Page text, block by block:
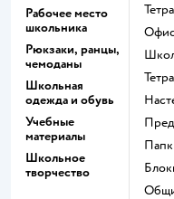
Рабочее место
школьника
Рюкзаки, ранцы,
чемоданы
Школьная
одежда и обувь
Учебные
материалы
Школьное
творчество